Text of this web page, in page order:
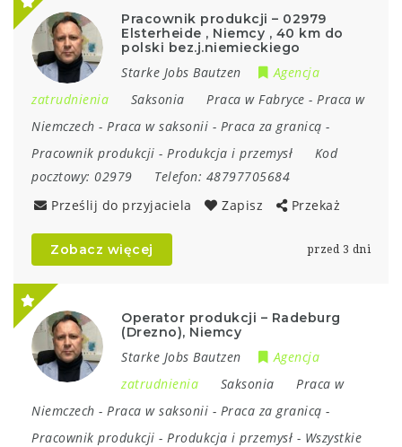
Pracownik produkcji – 02979
Elsterheide , Niemcy , 40 km do
polski bez.j.niemieckiego
Starke Jobs Bautzen
Agencja
zatrudnienia
Saksonia Praca w Fabryce - Praca w
Niemczech - Praca w saksonii - Praca za granicą -
Pracownik produkcji - Produkcja i przemysł
Kod
pocztowy: 02979 Telefon: 48797705684
Prześlij do przyjaciela
Zapisz Przekaż
Zobacz więcej przed 3 dni
Operator produkcji – Radeburg
(Drezno), Niemcy
Starke Jobs Bautzen
Agencja
zatrudnienia
Saksonia
Praca w
Niemczech - Praca w saksonii - Praca za granicą -
Pracownik produkcji - Produkcja i przemysł - Wszystkie